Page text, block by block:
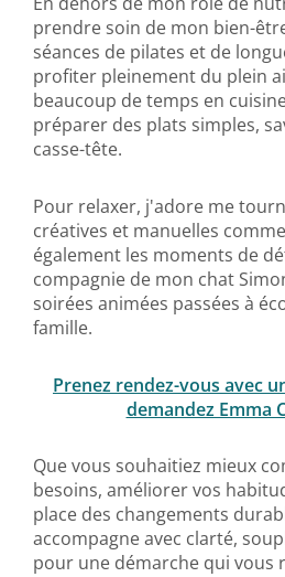
prendre soin de mon bien-
séances de pilates et de
profiter pleinement du plein
beaucoup de temps en
préparer des plats simples,
casse-tête.
Pour relaxer, j'adore me
créatives et manuelles
également les moments de
compagnie de mon chat
soirées animées passées à
famille.
Prenez rendez-vous avec
demandez Emma
Que vous souhaitiez mieux
besoins, améliorer vos
place des changements
accompagne avec clarté,
pour une démarche qui vous